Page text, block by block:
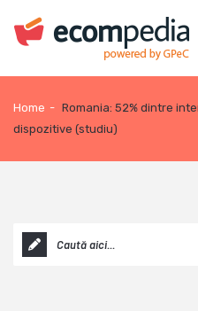
Home - Romania: 52% dintre
dispozitive (studiu)